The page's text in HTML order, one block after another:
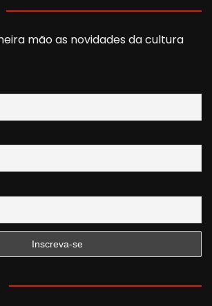
mão as novidades da cultura